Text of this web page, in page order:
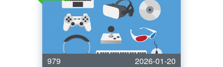
979
2026-01-20